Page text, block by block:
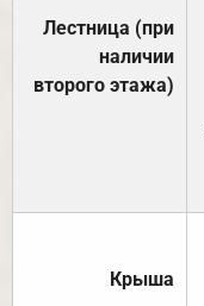
Лестница (при
наличии
второго этажа)
Крыша